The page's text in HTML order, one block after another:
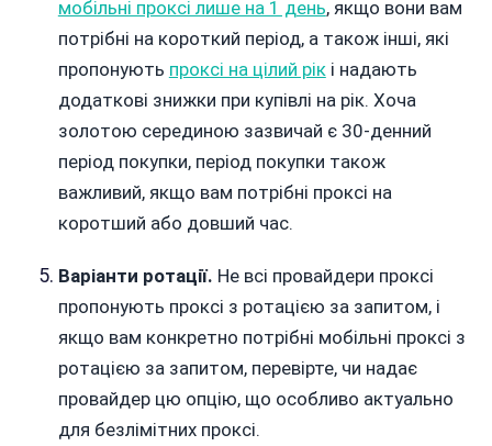
мобільні проксі лише на 1 день, якщо вони вам
потрібні на короткий період, а також інші, які
пропонують проксі на цілий рікі надають
додаткові знижки при купівлі на рік. Хоча
золотою серединою зазвичай є 30-денний
період покупки, період покупки також
важливий, якщо вам потрібні проксі на
коротший або довший час.
Варіанти ротації. Не всі провайдери проксі
пропонують проксі з ротацією за запитом, і
якщо вам конкретно потрібні мобільні проксі з
ротацією за запитом, перевірте, чи надає
провайдер цю опцію, що особливо актуально
для безлімітних проксі.